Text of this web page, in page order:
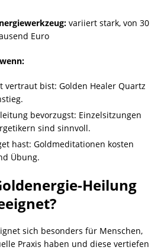
variiert stark, von 30
Euro
vertraut bist: Golden Healer Quartz
bevorzugst: Einzelsitzungen
sind sinnvoll.
hast: Goldmeditationen kosten
Übung.
Heilung
sich besonders für Menschen,
Praxis haben und diese vertiefen